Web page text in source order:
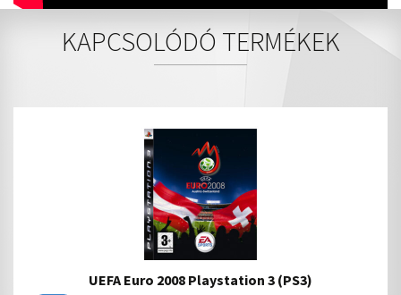
KAPCSOLÓDÓ TERMÉKEK
UEFA Euro 2008 Playstation 3 (PS3)